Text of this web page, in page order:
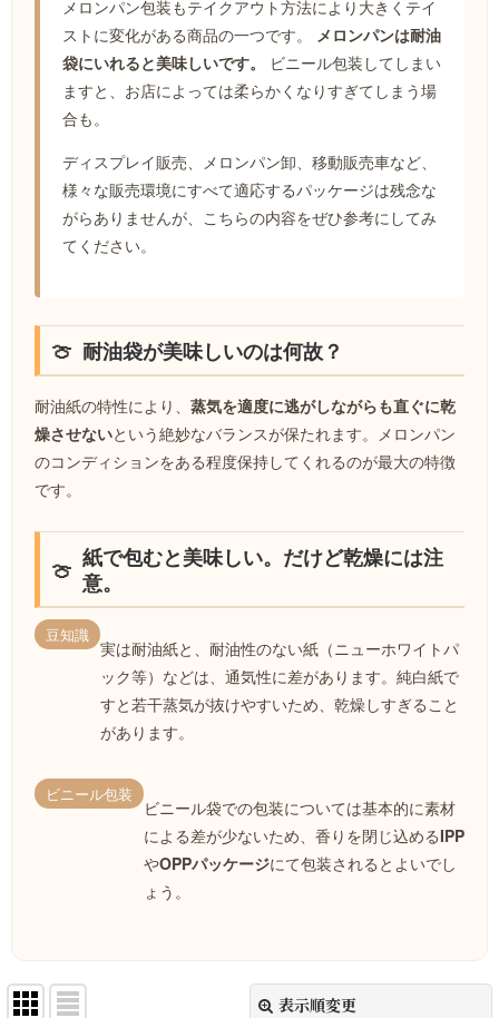
メロンパン包装もテイクアウト方法により大きくテイ
ストに変化がある商品の一つです。 メロンパンは耐油
袋にいれると美味しいです。
ビニール包装してしまい
ますと、お店によっては柔らかくなりすぎてしまう場
合も。
ディスプレイ販売、メロンパン卸、移動販売車など、
様々な販売環境にすべて適応するパッケージは残念な
がらありませんが、こちらの内容をぜひ参考にしてみ
てください。
耐油袋が美味しいのは何故？
耐油紙の特性により、 蒸気を適度に逃がしながらも直ぐに乾
燥させないという絶妙なバランスが保たれます。メロンパン
のコンディションをある程度保持してくれるのが最大の特徴
です。
紙で包むと美味しい。だけど乾燥には注
意。
豆知識
実は耐油紙と、耐油性のない紙（ニューホワイトパ
ック等）などは、通気性に差があります。純白紙で
すと若干蒸気が抜けやすいため、乾燥しすぎること
があります。
ビニール包装
ビニール袋での包装については基本的に素材
による差が少ないため、香りを閉じ込めるIPP
やOPPパッケージにて包装されるとよいでし
ょう。
表示順変更